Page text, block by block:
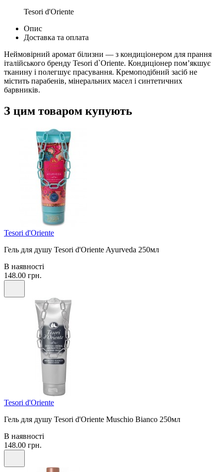
Tesori d'Oriente
Опис
Доставка та оплата
Неймовірний аромат білизни — з кондиціонером для прання
італійського бренду Tesori d`Oriente. Кондиціонер пом’якшує
тканину і полегшує прасування. Кремоподібний засіб не
містить парабенів, мінеральних масел і синтетичних
барвників.
З цим товаром купують
Tesori d'Oriente
Гель для душу Tesori d'Oriente Ayurveda 250мл
В наявності
148.00 грн.
Tesori d'Oriente
Гель для душу Tesori d'Oriente Muschio Bianco 250мл
В наявності
148.00 грн.